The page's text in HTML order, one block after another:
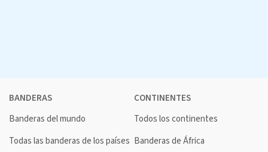
BANDERAS
Banderas del mundo
Todas las banderas de los países
CONTINENTES
Todos los continentes
Banderas de África